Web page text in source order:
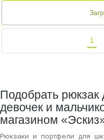
1
Подобрать рюкзак
девочек и
магазином
Рюкзаки и портфели для